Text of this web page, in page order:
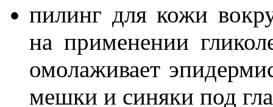
пилинг для кожи
на применении
омолаживает
мешки и синяки под